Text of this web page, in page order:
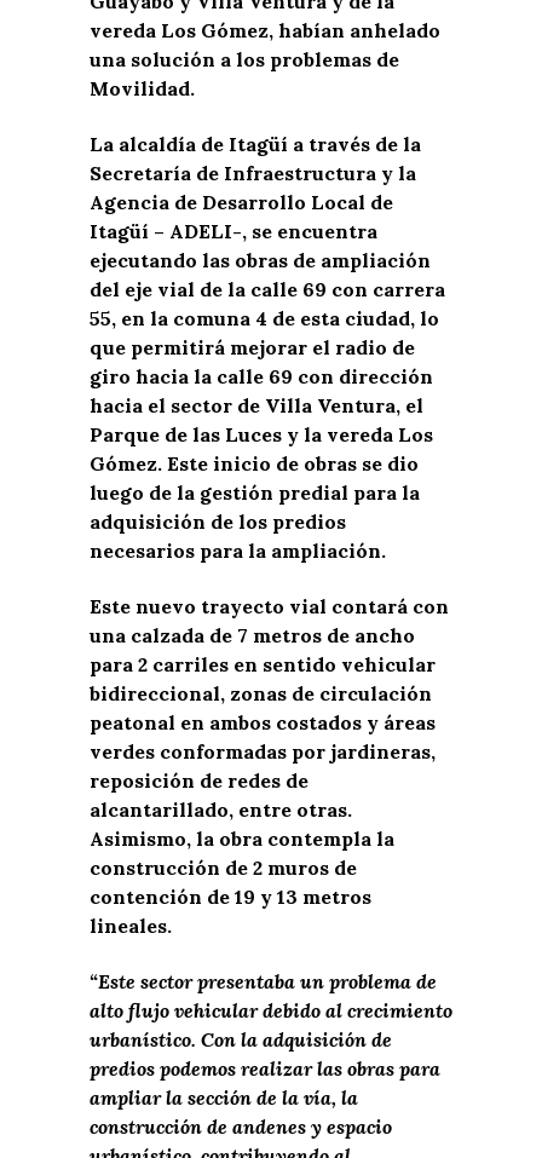
vereda Los Gómez, habían anhelado
una solución a los problemas de
Movilidad.
La alcaldía de Itagüí a través de la
Secretaría de Infraestructura y la
Agencia de Desarrollo Local de
Itagüí – ADELI-, se encuentra
ejecutando las obras de ampliación
del eje vial de la calle 69 con carrera
55, en la comuna 4 de esta ciudad, lo
que permitirá mejorar el radio de
giro hacia la calle 69 con dirección
hacia el sector de Villa Ventura, el
Parque de las Luces y la vereda Los
Gómez. Este inicio de obras se dio
luego de la gestión predial para la
adquisición de los predios
necesarios para la ampliación.
Este nuevo trayecto vial contará con
una calzada de 7 metros de ancho
para 2 carriles en sentido vehicular
bidireccional, zonas de circulación
peatonal en ambos costados y áreas
verdes conformadas por jardineras,
reposición de redes de
alcantarillado, entre otras.
Asimismo, la obra contempla la
construcción de 2 muros de
contención de 19 y 13 metros
lineales.
“Este sector presentaba un problema de
alto flujo vehicular debido al crecimiento
urbanístico. Con la adquisición de
predios podemos realizar las obras para
ampliar la sección de la vía, la
construcción de andenes y espacio